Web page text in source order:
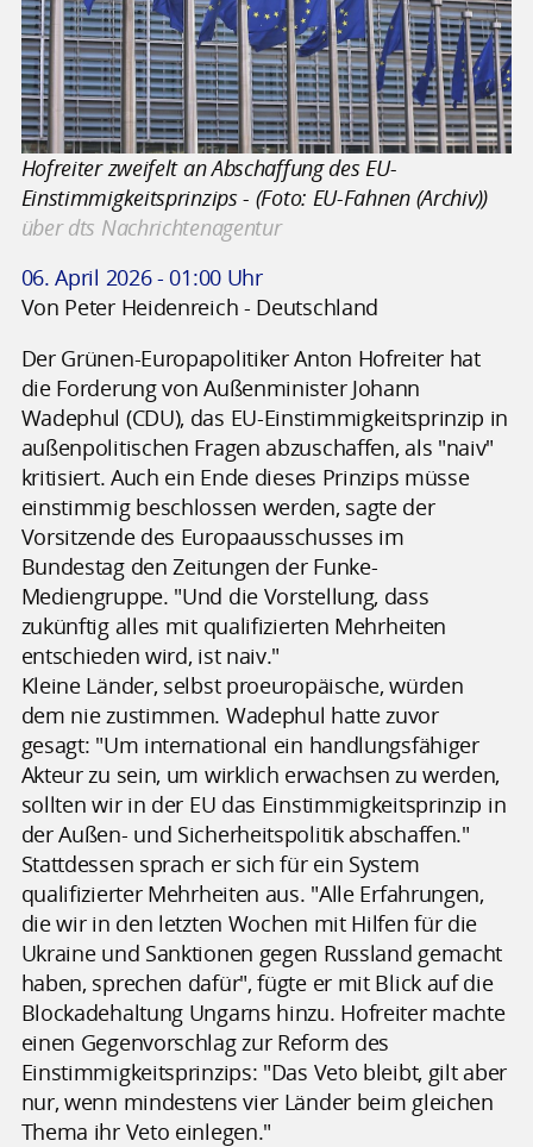
Hofreiter zweifelt an Abschaffung des EU-
Einstimmigkeitsprinzips - (Foto: EU-Fahnen (Archiv))
über dts Nachrichtenagentur
06. April 2026 - 01:00 Uhr
Von Peter Heidenreich - Deutschland
Der Grünen-Europapolitiker Anton Hofreiter hat
die Forderung von Außenminister Johann
Wadephul (CDU), das EU-Einstimmigkeitsprinzip in
außenpolitischen Fragen abzuschaffen, als "naiv"
kritisiert. Auch ein Ende dieses Prinzips müsse
einstimmig beschlossen werden, sagte der
Vorsitzende des Europaausschusses im
Bundestag den Zeitungen der Funke-
Mediengruppe. "Und die Vorstellung, dass
zukünftig alles mit qualifizierten Mehrheiten
entschieden wird, ist naiv."
Kleine Länder, selbst proeuropäische, würden
dem nie zustimmen. Wadephul hatte zuvor
gesagt: "Um international ein handlungsfähiger
Akteur zu sein, um wirklich erwachsen zu werden,
sollten wir in der EU das Einstimmigkeitsprinzip in
der Außen- und Sicherheitspolitik abschaffen."
Stattdessen sprach er sich für ein System
qualifizierter Mehrheiten aus. "Alle Erfahrungen,
die wir in den letzten Wochen mit Hilfen für die
Ukraine und Sanktionen gegen Russland gemacht
haben, sprechen dafür", fügte er mit Blick auf die
Blockadehaltung Ungarns hinzu. Hofreiter machte
einen Gegenvorschlag zur Reform des
Einstimmigkeitsprinzips: "Das Veto bleibt, gilt aber
nur, wenn mindestens vier Länder beim gleichen
Thema ihr Veto einlegen."